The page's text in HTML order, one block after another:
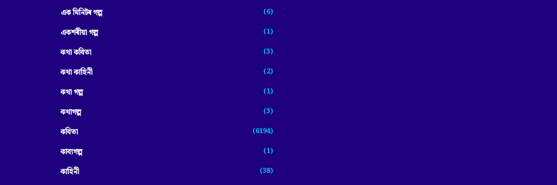
এক মিনিটৰ গল্প (6)
একশৰীয়া গল্প (1)
কথা কবিতা (3)
কথা কাহিনী (2)
কথা গল্প (1)
কথাগল্প (3)
কবিতা (6194)
কাব্যগল্প (1)
কাহিনী (38)